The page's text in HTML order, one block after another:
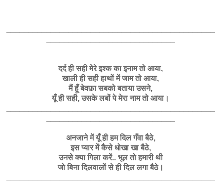
दर्द ही सही मेरे इश्क का इनाम तो आया,
खाली ही सही हाथों में जाम तो आया,
मैं हूँ बेवफ़ा सबको बताया उसने,
यूँ ही सही, उसके लबों पे मेरा नाम तो आया।
अनजाने में यूँ ही हम दिल गँवा बैठे,
इस प्यार में कैसे धोखा खा बैठे,
उनसे क्या गिला करें.. भूल तो हमारी थी
जो बिना दिलवालों से ही दिल लगा बैठे।